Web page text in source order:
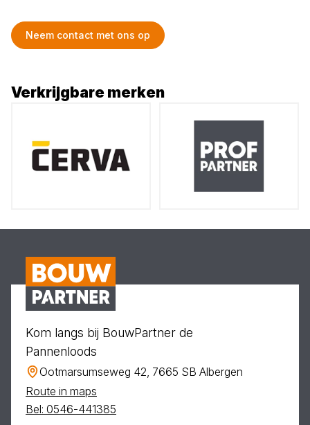
Neem contact met ons op
Verkrijgbare merken
Kom langs bij BouwPartner de
Pannenloods
Ootmarsumseweg 42, 7665 SB Albergen
Route in maps
Bel: 0546-441385